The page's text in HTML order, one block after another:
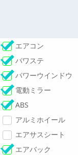
エアコン
パワステ
パワーウインドウ
電動ミラー
ABS
アルミホイール
エアサスシート
エアバック